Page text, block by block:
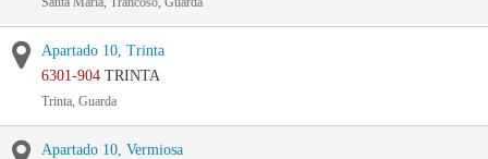
Apartado 10, Trinta
6301-904 TRINTA
Trinta, Guarda
Apartado 10, Vermiosa